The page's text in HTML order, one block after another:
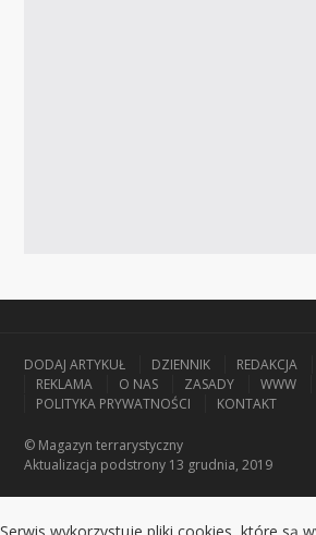
DODAJ ARTYKUŁ DZIENNIK REDAKCJA
REKLAMA
O NAS ZASADY WWW
POLITYKA PRYWATNOŚCI
KONTAKT
© Magazyn terrarystyczny
Aktualizacja podstrony 13 grudnia, 2019